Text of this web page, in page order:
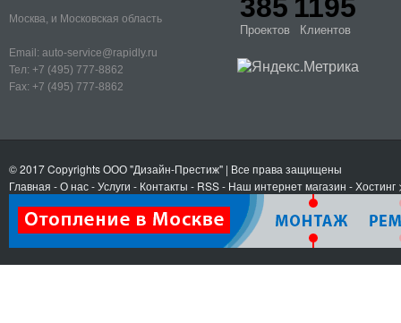
Москва, и Московская область
Email: auto-service@rapidly.ru
Тел: +7 (495) 777-8862
Fax: +7 (495) 777-8862
385
Проектов
1195
Клиентов
© 2017 CopyrightsООО "Дизайн-Престиж" | Все права защищены
Главная -О нас-Услуги - Контакты - RSS- Наш интернет магазин -Хостинг